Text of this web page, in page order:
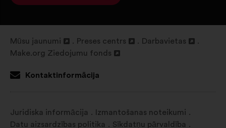
CILNĒ
Mūsu jaunumi
Atvērt
cilnē
Preses centrs
cilnē
Darbavietas
Make.org Ziedojumu fonds
jaunā
Kontaktinformācija
Juridiska informācija
Izmantošanas noteikumi
Datu aizsardzības politika
Sīkdatņu pārvaldība